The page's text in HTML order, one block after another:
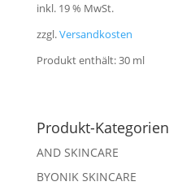
inkl. 19 % MwSt.
zzgl.Versandkosten
Produkt enthält: 30 ml
Produkt-Kategorien
AND SKINCARE
BYONIK SKINCARE